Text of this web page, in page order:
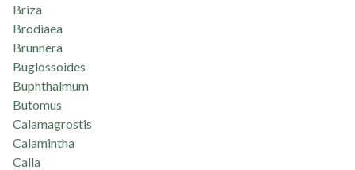
Briza
Brodiaea
Brunnera
Buglossoides
Buphthalmum
Butomus
Calamagrostis
Calamintha
Calla